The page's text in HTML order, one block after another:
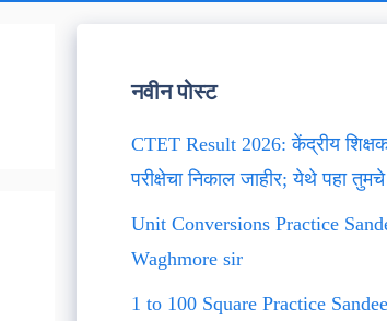
नवीन पोस्ट
CTET Result 2026: केंद्रीय शिक्षक
परीक्षेचा निकाल जाहीर; येथे पहा तुमचे
Unit Conversions Practice
Waghmore sir
1 to 100 Square Practice